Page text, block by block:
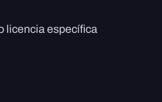
licencia específica